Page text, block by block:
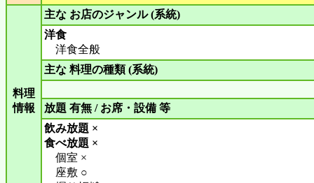
料理
情報
主な お店のジャンル (系統)
洋食
洋食全般
主な 料理の種類 (系統)
放題 有無 / お席・設備 等
飲み放題 ×
食べ放題 ×
個室 ×
座敷 ○